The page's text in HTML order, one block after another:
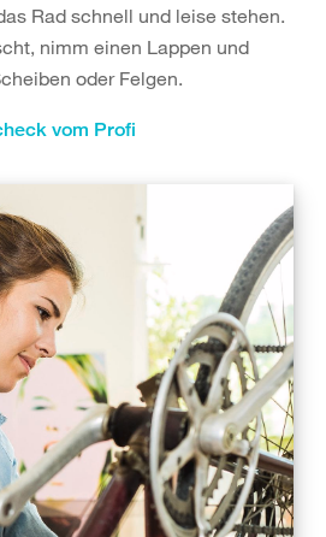
Rad schnell und leise stehen.
nimm einen Lappen und
oder Felgen.
vom Profi